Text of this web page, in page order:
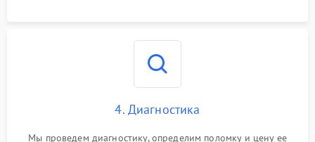
4. Диагностика
Мы проведем диагностику, определим поломку и цену ее